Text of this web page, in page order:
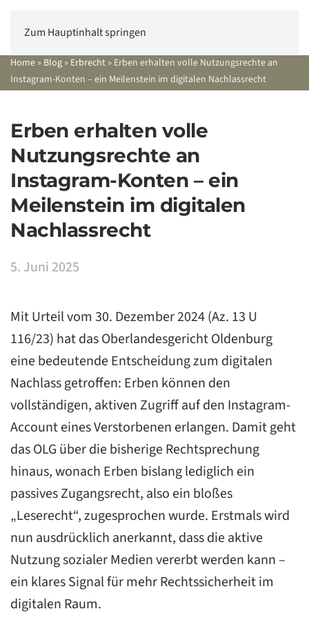
Zum Hauptinhalt springen
Home » Blog » Erbrecht » Erben erhalten volle Nutzungsrechte an
Instagram-Konten – ein Meilenstein im digitalen Nachlassrecht
Erben erhalten volle
Nutzungsrechte an
Instagram-Konten – ein
Meilenstein im digitalen
Nachlassrecht
5. Juni 2025
Mit Urteil vom 30. Dezember 2024 (Az. 13 U
116/23) hat das Oberlandesgericht Oldenburg
eine bedeutende Entscheidung zum digitalen
Nachlass getroffen: Erben können den
vollständigen, aktiven Zugriff auf den Instagram-
Account eines Verstorbenen erlangen. Damit geht
das OLG über die bisherige Rechtsprechung
hinaus, wonach Erben bislang lediglich ein
passives Zugangsrecht, also ein bloßes
„Leserecht“, zugesprochen wurde. Erstmals wird
nun ausdrücklich anerkannt, dass die aktive
Nutzung sozialer Medien vererbt werden kann –
ein klares Signal für mehr Rechtssicherheit im
digitalen Raum.